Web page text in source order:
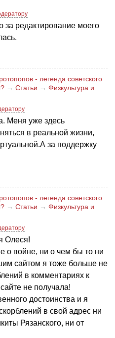
редактирование моего
- легенда советского
→ Статьи → Физкультура и
Меня уже здесь
в реальной жизни,
за поддержку
- легенда советского
→ Статьи → Физкультура и
Олеся!
о войне, ни о чем бы то ни
сайтом я тоже больше не
в комментариях к
не получала!
достоинства и я
в свой адрес ни
Рязанского, ни от